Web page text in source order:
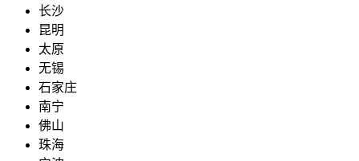
长沙
昆明
太原
无锡
石家庄
南宁
佛山
珠海